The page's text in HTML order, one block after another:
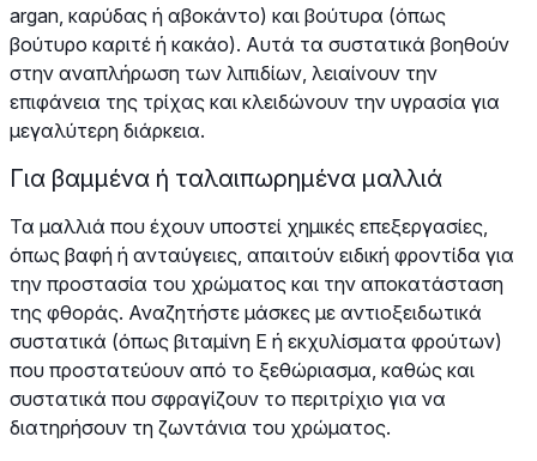
argan, καρύδας ή αβοκάντο) και βούτυρα (όπως
βούτυρο καριτέ ή κακάο). Αυτά τα συστατικά βοηθούν
στην αναπλήρωση των λιπιδίων, λειαίνουν την
επιφάνεια της τρίχας και κλειδώνουν την υγρασία για
μεγαλύτερη διάρκεια.
Για βαμμένα ή ταλαιπωρημένα μαλλιά
Τα μαλλιά που έχουν υποστεί χημικές επεξεργασίες,
όπως βαφή ή ανταύγειες, απαιτούν ειδική φροντίδα για
την προστασία του χρώματος και την αποκατάσταση
της φθοράς. Αναζητήστε μάσκες με αντιοξειδωτικά
συστατικά (όπως βιταμίνη Ε ή εκχυλίσματα φρούτων)
που προστατεύουν από το ξεθώριασμα, καθώς και
συστατικά που σφραγίζουν το περιτρίχιο για να
διατηρήσουν τη ζωντάνια του χρώματος.